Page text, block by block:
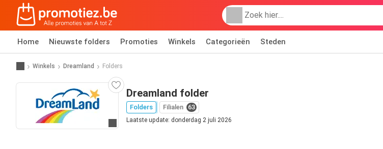
Home Nieuwste folders Promoties Winkels Categorieën Steden
Winkels Dreamland Folders
Ga naar website
Dreamland folder
Folders Filialen 63
Laatste update: donderdag 2 juli 2026